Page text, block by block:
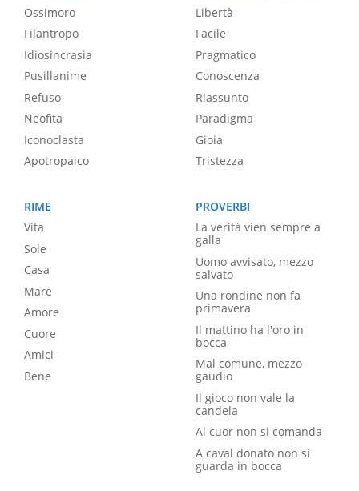
Ossimoro
Filantropo
Idiosincrasia
Pusillanime
Refuso
Neofita
Iconoclasta
Apotropaico
Libertà
Facile
Pragmatico
Conoscenza
Riassunto
Paradigma
Gioia
Tristezza
RIME
Vita
Sole
Casa
Mare
Amore
Cuore
Amici
Bene
PROVERBI
La verità vien sempre a
galla
Uomo avvisato, mezzo
salvato
Una rondine non fa
primavera
Il mattino ha l'oro in
bocca
Mal comune, mezzo
gaudio
Il gioco non vale la
candela
Al cuor non si comanda
A caval donato non si
guarda in bocca